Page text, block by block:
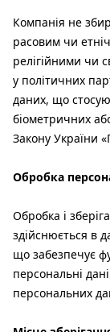
Компанія не
расовим чи
релігійними чи
у політичних
даних, що
біометричних
Закону України
Обробка
Обробка і
здійснюється в
що забезпечує
персональні
персональних